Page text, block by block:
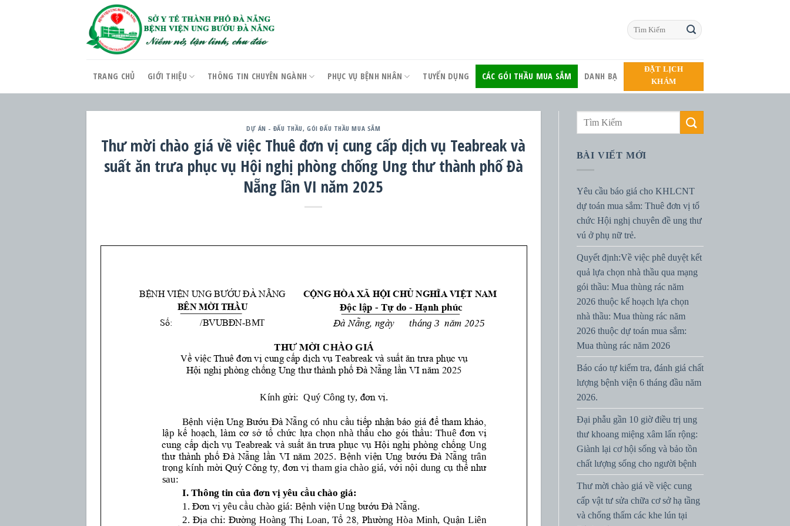
TRANG CHỦ GIỚI THIỆU THÔNG TIN CHUYÊN NGÀNH PHỤC VỤ BỆNH NHÂN TUYỂN DỤNG CÁC GÓI THẦU MUA SẮM DANH BẠ
ĐẶT LỊCH
KHÁM
DỰ ÁN - ĐẤU THẦU,GÓI ĐẤU THẦU MUA SẮM
Thư mời chào giá về việc Thuê đơn vị cung cấp dịch vụ Teabreak và
suất ăn trưa phục vụ Hội nghị phòng chống Ung thư thành phố Đà
Nẵng lần VI năm 2025
BÀI VIẾT MỚI
Yêu cầu báo giá cho KHLCNT
dự toán mua sắm: Thuê đơn vị tổ
chức Hội nghị chuyên đề ung thư
vú ở phụ nữ trẻ.
Quyết định:Về việc phê duyệt kết
quả lựa chọn nhà thầu qua mạng
gói thầu: Mua thùng rác năm
2026 thuộc kế hoạch lựa chọn
nhà thầu: Mua thùng rác năm
2026 thuộc dự toán mua sắm:
Mua thùng rác năm 2026
Báo cáo tự kiểm tra, đánh giá chất
lượng bệnh viện 6 tháng đầu năm
2026.
Đại phẫu gần 10 giờ điều trị ung
thư khoang miệng xâm lấn rộng:
Giành lại cơ hội sống và bảo tồn
chất lượng sống cho người bệnh
Thư mời chào giá về việc cung
cấp vật tư sửa chữa cơ sở hạ tầng
và chống thấm các khe lún tại